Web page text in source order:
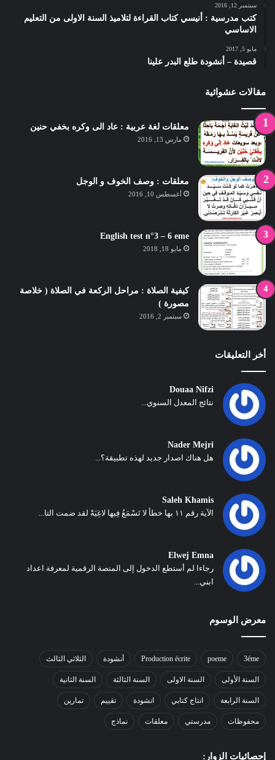
سبتمبر 12, 2016
كتب مدرسية : أنيسي كتاب القراءة لتلاميذ السنة الاولى من التعليم
الاساسي
مايو 5, 2017
قصيدة – أنشودة طلع البدر علينا
مقالات عشوائية
معلقات لغة عربية : عاد الى وكره بخفي حنين
مارس 13, 2016
معلقات : وصف الخوف و الوجل
أغسطس 10, 2016
English test n°3 – 6 eme
مايو 18, 2018
كيفية الصلاة : مراحل الركعة في الصلاة ( خلاصة
مصورة )
سبتمبر 2, 2016
أخر التعليقات
Douaa Nifzi
نتائج المعدل السنوي...
Nader Mejri
هل هناك اصدار جديد لهذه تطبيقة؟...
Saleh Khamis
الآية رقم ١١ بها خطأ لا تَسْمَعُ فِيها لاغِيَةً لقد ضمت التا...
Elwej Emna
رجاءا لم أستطع الدخول إلى المنصة الرقمية لمعرفة اعداد
ابني...
معرض الوسوم
3éme
poeme
Production écrite أنشودة الثلاثي الثالث
السنة الأولى السنة الاولى السنة الثالثة السنة الثانية
السنة الرابعة انتاج كتابي انشودة تقييم تمارين
محفوظات مدرستي معلقات نماذج
إحصائيات الزوار: